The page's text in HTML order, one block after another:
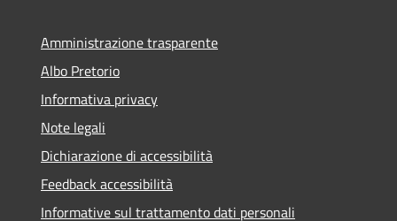
Amministrazione trasparente
Albo Pretorio
Informativa privacy
Note legali
Dichiarazione di accessibilità
Feedback accessibilità
Informative sul trattamento dati personali